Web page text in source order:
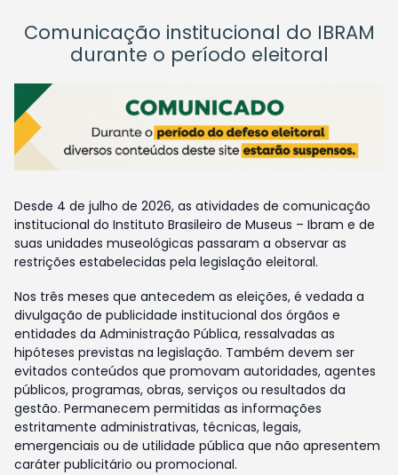
Comunicação institucional do IBRAM
durante o período eleitoral
Desde 4 de julho de 2026, as atividades de comunicação
institucional do Instituto Brasileiro de Museus – Ibram e de
suas unidades museológicas passaram a observar as
restrições estabelecidas pela legislação eleitoral.
Nos três meses que antecedem as eleições, é vedada a
divulgação de publicidade institucional dos órgãos e
entidades da Administração Pública, ressalvadas as
hipóteses previstas na legislação. Também devem ser
evitados conteúdos que promovam autoridades, agentes
públicos, programas, obras, serviços ou resultados da
gestão. Permanecem permitidas as informações
estritamente administrativas, técnicas, legais,
emergenciais ou de utilidade pública que não apresentem
caráter publicitário ou promocional.